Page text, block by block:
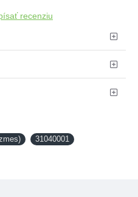
recenziu
31040001